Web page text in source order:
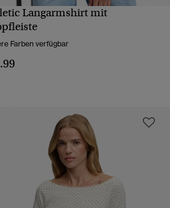
SCHNELLANSICHT
Langarmshirt mit
Farben verfügbar